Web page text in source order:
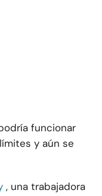
funcionar
y aún se
, una trabajadora